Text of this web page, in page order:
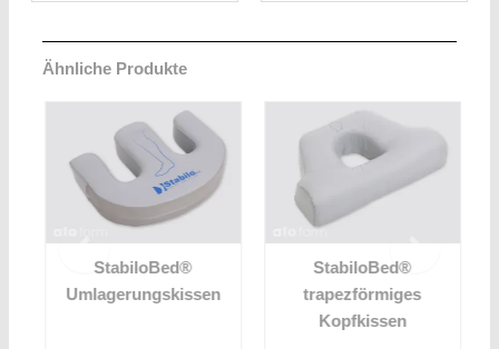
Ähnliche Produkte
StabiloBed®
Umlagerungskissen
StabiloBed®
trapezförmiges
Kopfkissen